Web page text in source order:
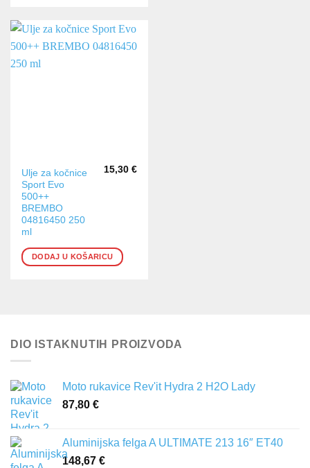
Ulje za kočnice
Sport Evo
500++
BREMBO
04816450 250
ml
15,30 €
DODAJ U KOŠARICU
DIO ISTAKNUTIH PROIZVODA
Moto rukavice Rev'it Hydra 2 H2O Lady
87,80 €
Aluminijska felga A ULTIMATE 213 16″ ET40
148,67 €